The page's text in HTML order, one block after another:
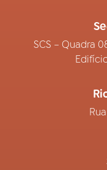
SCS – Quadra